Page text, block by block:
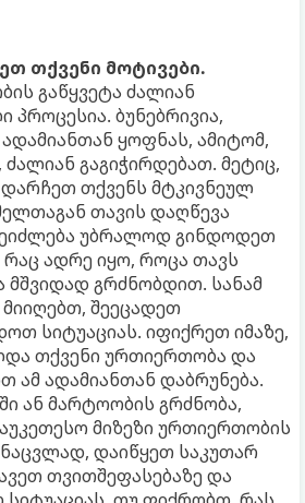
თქვენი მოტივები.
გაწყვეტა ძალიან
პროცესია. ბუნებრივია,
ყოფნას, ამიტომ,
გაგიჭირდებათ. მეტიც,
თქვენს მტკივნეულ
თავის დაღწევა
უბრალოდ გინდოდეთ
ადრე იყო, როცა თავს
გრძნობდით. სანამ
შეეცადეთ
სიტუაციას. იფიქრეთ იმაზე,
თქვენი ურთიერთობა და
ამ ადამიანთან დაბრუნება.
ან მარტოობის გრძნობა,
მიზეზი ურთიერთობის
დაიწყეთ საკუთარ
თვითშეფასებაზე და